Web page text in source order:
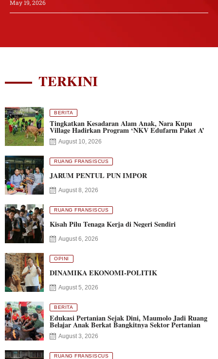
May 19, 2026
TERKINI
BERITA
Tingkatkan Kesadaran Alam Anak, Nara Kupu
Village Hadirkan Program ‘NKV Edufarm Paket A’
August 10, 2026
RUANG FRANSISCUS
JARUM PENTUL PUN IMPOR
August 8, 2026
RUANG FRANSISCUS
Kisah Pilu Tenaga Kerja di Negeri Sendiri
August 6, 2026
OPINI
DINAMIKA EKONOMI-POLITIK
August 5, 2026
BERITA
Edukasi Pertanian Sejak Dini, Maumolo Jadi Ruang
Belajar Anak Berkat Bangkitnya Sektor Pertanian
August 3, 2026
RUANG FRANSISCUS